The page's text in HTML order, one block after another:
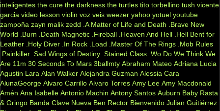
inteligentes the cure the darkness the turtles tito torbellino tush vicente
garcia video lesson violin voz veis weezer yahoo yotuel youtube
zampoña zayn malik zedd .A Matter of Life and Death
.Brave New
World
.Burn .Death Magnetic .Fireball .Heaven And Hell .Hell Bent for
Leather .Holy Diver .In Rock .Load .Master Of The Rings .Mob Rules
.Painkiller .Sad Wings of Destiny .Stained Class .Wo Do We Think We
Are 11m 30 Seconds To Mars 3ballmty Abraham Mateo Adriana Lucia
Agustin Lara Alan Walker Alejandra Guzman Alessia Cara
AlunaGeorge Alvaro Carrillo Alvaro Torres Amy Lee Amy Macdonald
Amén Ana Isabelle Antonio Machin Antony Santos Auburn Baby Rasta
& Gringo Banda Clave Nueva Ben Rector Bienvenido Julian Guitiérrez